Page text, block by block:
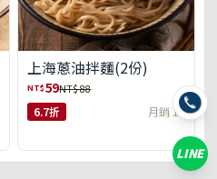
上海蔥油拌麵(2份)
NT$59NT$ 88
6.7折 月銷 18
LINE